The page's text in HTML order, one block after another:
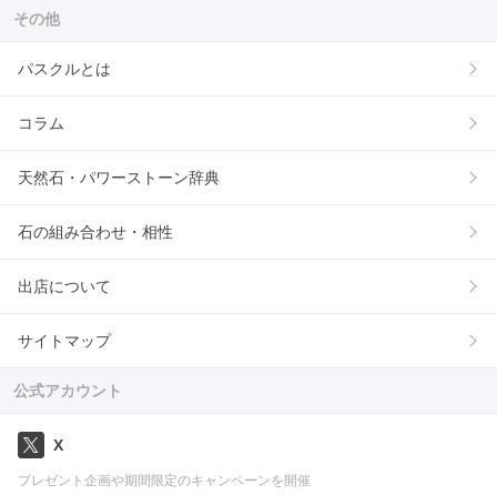
その他
パスクルとは
コラム
天然石・パワーストーン辞典
石の組み合わせ・相性
出店について
サイトマップ
公式アカウント
X
プレゼント企画や期間限定のキャンペーンを開催